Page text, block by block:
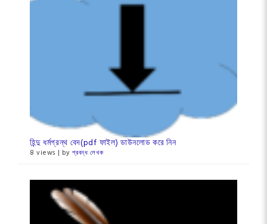
হিন্দু ধর্মগ্রন্থ বেদ(pdf ফাইল) ডাউনলোড করে নিন
8 views | byপ্রবন্ধ লেখক